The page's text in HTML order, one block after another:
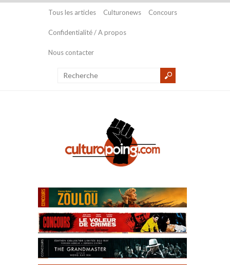
Tous les articles Culturonews Concours
Confidentialité / A propos
Nous contacter